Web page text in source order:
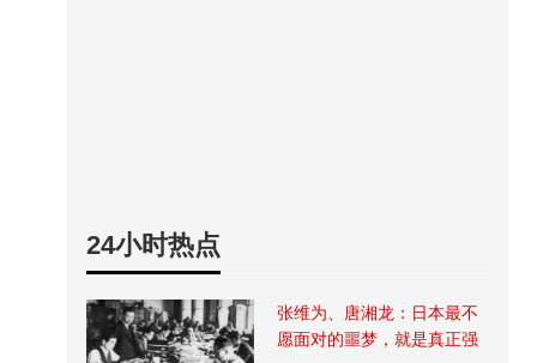
24小时热点
张维为、唐湘龙：日本最不
愿面对的噩梦，就是真正强